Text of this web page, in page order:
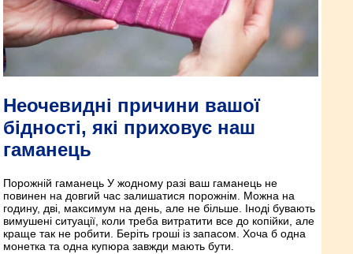
Неочевидні причини вашої
бідності, які приховує наш
гаманець
Порожній гаманець У жодному разі ваш гаманець не
повинен на довгий час залишатися порожнім. Можна на
годину, дві, максимум на день, але не більше. Іноді бувають
вимушені ситуації, коли треба витратити все до копійки, але
краще так не робити. Беріть гроші із запасом. Хоча б одна
монетка та одна купюра завжди мають бути.